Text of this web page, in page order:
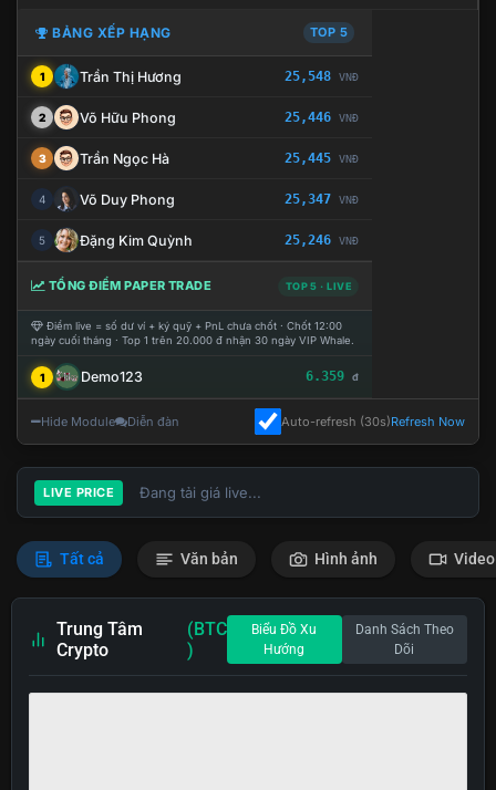
BẢNG XẾP HẠNG TOP 5
1 Trần Thị Hương 25,548 VNĐ
2 Võ Hữu Phong 25,446 VNĐ
3 Trần Ngọc Hà 25,445 VNĐ
4 Võ Duy Phong 25,347 VNĐ
5 Đặng Kim Quỳnh 25,246 VNĐ
TỔNG ĐIỂM PAPER TRADE TOP 5 · LIVE
Điểm live = số dư ví + ký quỹ + PnL chưa chốt · Chốt 12:00
ngày cuối tháng · Top 1 trên 20.000 đ nhận 30 ngày VIP Whale.
1 Demo123 6.359 đ
Hide Module Diễn đàn Auto-refresh (30s)Refresh Now
LIVE PRICE Đang tải giá live...
Tất cả Văn bản Hình ảnh Video
Trung Tâm
Crypto
(BTC
)
Biểu Đồ Xu
Hướng
Danh Sách Theo
Dõi